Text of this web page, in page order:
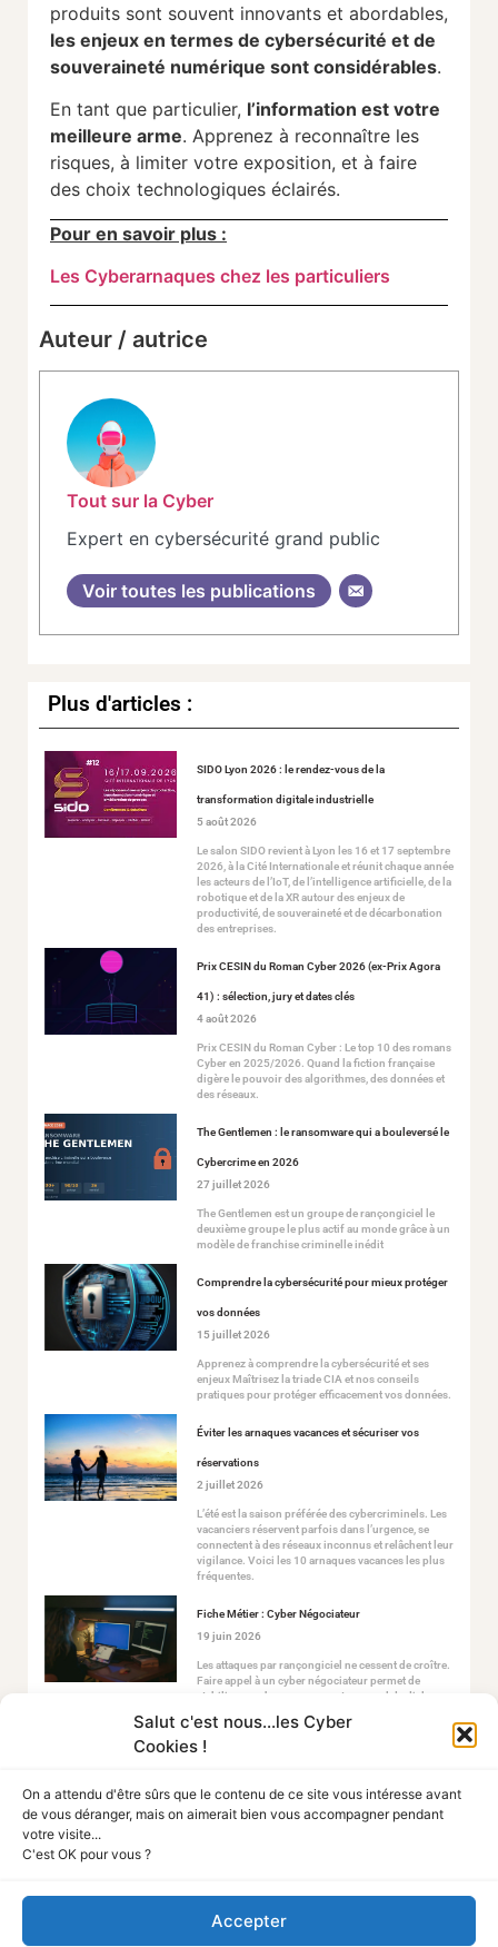
Salut c'est nous...les Cyber
Cookies !
On a attendu d'être sûrs que le contenu de ce site vous intéresse avant
de vous déranger, mais on aimerait bien vous accompagner pendant
votre visite...
C'est OK pour vous ?
Accepter
produits sont souvent innovants et abordables,
les enjeux en termes de cybersécurité et de
souveraineté numérique sont considérables.
En tant que particulier, l’information est votre
meilleure arme. Apprenez à reconnaître les
risques, à limiter votre exposition, et à faire
des choix technologiques éclairés.
Pour en savoir plus :
Les Cyberarnaques chez les particuliers
Auteur / autrice
Tout sur la Cyber
Expert en cybersécurité grand public
Voir toutes les publications
Plus d'articles :
SIDO Lyon 2026 : le rendez-vous de la
transformation digitale industrielle
5 août 2026
Le salon SIDO revient à Lyon les 16 et 17 septembre
2026, à la Cité Internationale et réunit chaque année
les acteurs de l’IoT, de l’intelligence artificielle, de la
robotique et de la XR autour des enjeux de
productivité, de souveraineté et de décarbonation
des entreprises.
Prix CESIN du Roman Cyber 2026 (ex-Prix Agora
41) : sélection, jury et dates clés
4 août 2026
Prix CESIN du Roman Cyber : Le top 10 des romans
Cyber en 2025/2026. Quand la fiction française
digère le pouvoir des algorithmes, des données et
des réseaux.
The Gentlemen : le ransomware qui a bouleversé le
Cybercrime en 2026
27 juillet 2026
The Gentlemen est un groupe de rançongiciel le
deuxième groupe le plus actif au monde grâce à un
modèle de franchise criminelle inédit
Comprendre la cybersécurité pour mieux protéger
vos données
15 juillet 2026
Apprenez à comprendre la cybersécurité et ses
enjeux Maîtrisez la triade CIA et nos conseils
pratiques pour protéger efficacement vos données.
Éviter les arnaques vacances et sécuriser vos
réservations
2 juillet 2026
L’été est la saison préférée des cybercriminels. Les
vacanciers réservent parfois dans l’urgence, se
connectent à des réseaux inconnus et relâchent leur
vigilance. Voici les 10 arnaques vacances les plus
fréquentes.
Fiche Métier : Cyber Négociateur
19 juin 2026
Les attaques par rançongiciel ne cessent de croître.
Faire appel à un cyber négociateur permet de
stabiliser ce chaos en ouvrant un canal de dialogue
Tout Sur La Cyber